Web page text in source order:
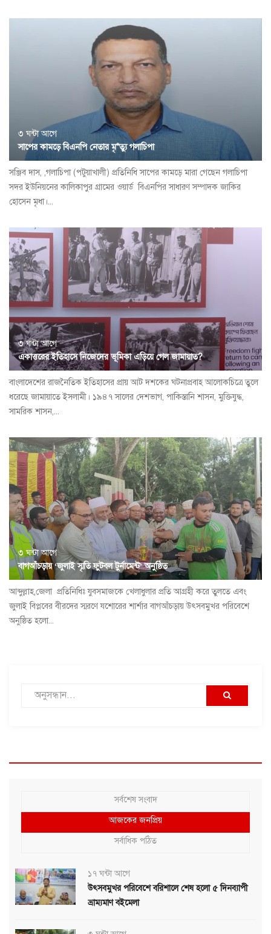
৩ ঘন্টা আগে
সাপের কামড়ে বিএনপি নেতার মৃ*ত্যু গলাচিপা
সঞ্জিব দাস, ,গলাচিপা (পটুয়াখালী) প্রতিনিধি সাপের কামড়ে মারা গেছেন গলাচিপা
সদর ইউনিয়নের কালিকাপুর গ্রামের ওয়ার্ড বিএনপির সাধারণ সম্পাদক জাকির
হোসেন মৃধা।...
৩ ঘন্টা আগে
একাত্তরের ইতিহাসে নিজেদের ভূমিকা এড়িয়ে গেল জামায়াত?
বাংলাদেশের রাজনৈতিক ইতিহাসের প্রায় আট দশকের ঘটনাপ্রবাহ আলোকচিত্রে তুলে
ধরেছে জামায়াতে ইসলামী। ১৯৪৭ সালের দেশভাগ, পাকিস্তানি শাসন, মুক্তিযুদ্ধ,
সামরিক শাসন,...
৩ ঘন্টা আগে
বাগআঁচড়ায় ‘জুলাই স্মৃতি ফুটবল টুর্নামেন্ট’ অনুষ্ঠিত
আব্দুল্লাহ,জেলা প্রতিনিধিঃ যুবসমাজকে খেলাধুলার প্রতি আগ্রহী করে তুলতে এবং
জুলাই বিপ্লবের বীরদের স্মরণে যশোরের শার্শার বাগআঁচড়ায় উৎসবমুখর পরিবেশে
অনুষ্ঠিত হলো...
সর্বশেষ সংবাদ
আজকের জনপ্রিয়
সর্বাধিক পঠিত
১৭ ঘন্টা আগে
উৎসবমুখর পরিবেশে বরিশালে শেষ হলো ৫ দিনব্যাপী
ভ্রাম্যমাণ বইমেলা